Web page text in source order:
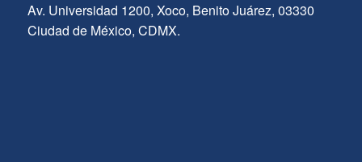
Av. Universidad 1200, Xoco, Benito Juárez, 03330
Ciudad de México, CDMX.